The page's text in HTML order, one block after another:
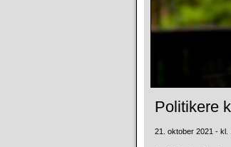
Politikere
21. oktober 2021 - kl.